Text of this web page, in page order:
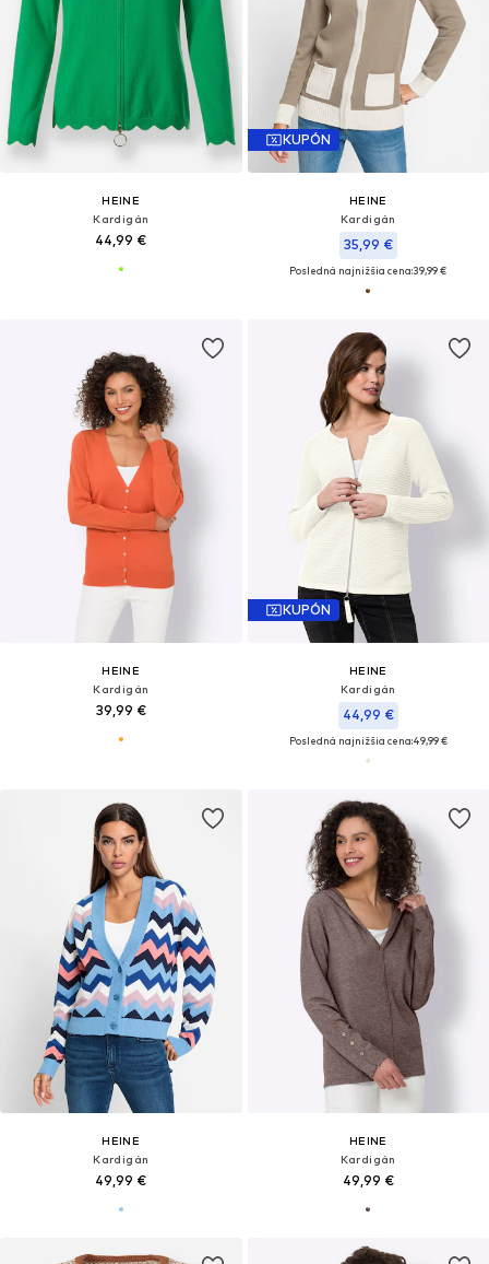
HEINE
Kardigán
44,99 €
KUPÓN
HEINE
Kardigán
35,99 €
Posledná najnižšia cena:39,99 €
HEINE
Kardigán
39,99 €
KUPÓN
HEINE
Kardigán
44,99 €
Posledná najnižšia cena:49,99 €
HEINE
Kardigán
49,99 €
HEINE
Kardigán
49,99 €